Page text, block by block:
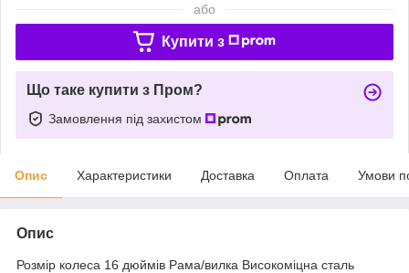
або
Купити з
Що таке купити з Пром?
Замовлення під захистом
Опис Характеристики Доставка Оплата Умови
Опис
Розмір колеса 16 дюймів Рама/вилка Високоміцна сталь